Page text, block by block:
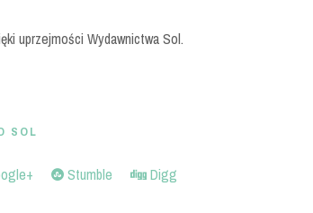
uprzejmości Wydawnictwa Sol.
SOL
Stumble Digg